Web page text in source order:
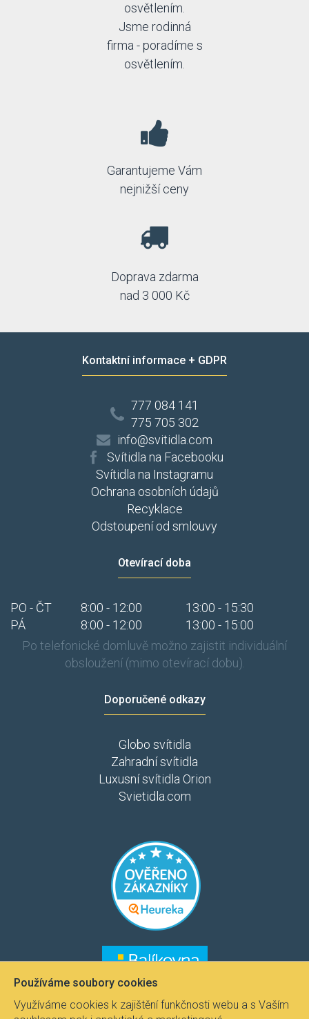
osvětlením.
Jsme rodinná
firma - poradíme s
osvětlením.
Garantujeme Vám
nejnižší ceny
Doprava zdarma
nad 3 000 Kč
Kontaktní informace + GDPR
777 084 141
775 705 302
info@svitidla.com
Svítidla na Facebooku
Svítidla na Instagramu
Ochrana osobních údajů
Recyklace
Odstoupení od smlouvy
Otevírací doba
PO - ČT 8:00 - 12:00
13:00 - 15:30
PÁ
8:00 - 12:00
13:00 - 15:00
Po telefonické domluvě možno zajistit individuální
obsloužení (mimo otevírací dobu).
Doporučené odkazy
Globo svítidla
Zahradní svítidla
Luxusní svítidla Orion
Svietidla.com
Používáme soubory cookies
Využíváme cookies k zajištění funkčnosti webu a s Vaším